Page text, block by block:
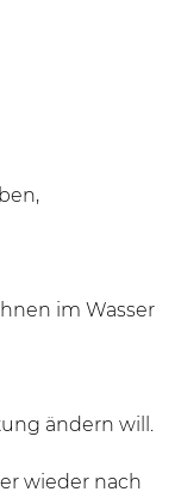
im Wasser
ändern will.
wieder nach